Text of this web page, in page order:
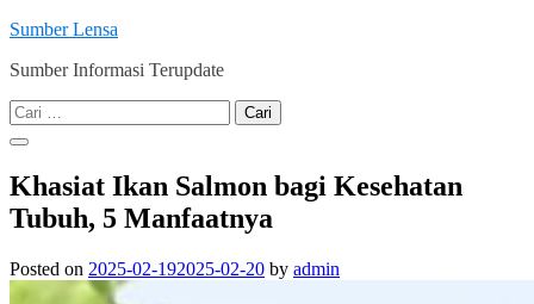
Skip
content
Sumber Lensa
Sumber Informasi Terupdate
Cari
untuk:
Khasiat Ikan Salmon bagi Kesehatan
Tubuh, 5 Manfaatnya
Posted on 2025-02-192025-02-20 by admin